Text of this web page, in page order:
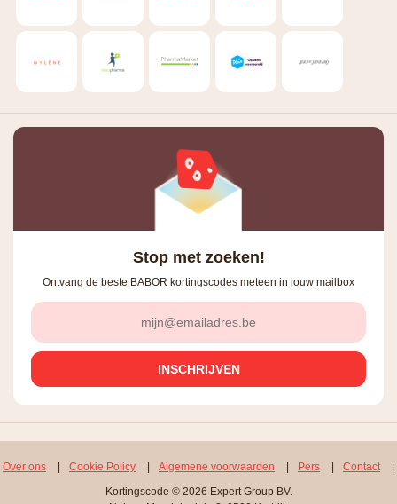
Stop met zoeken!
Ontvang de beste BABOR kortingscodes meteen in jouw mailbox
Over ons | Cookie Policy | Algemene voorwaarden | Pers | Contact
|
Kortingscode © 2026 Expert Group BV.